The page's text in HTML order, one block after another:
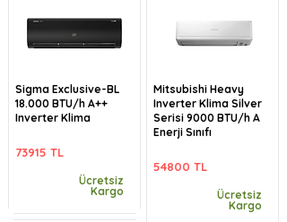
Sigma Exclusive-BL
18.000 BTU/h A++
Inverter Klima
73915 TL
Ücretsiz
Kargo
Mitsubishi Heavy
Inverter Klima Silver
Serisi 9000 BTU/h A
Enerji Sınıfı
54800 TL
Ücretsiz
Kargo